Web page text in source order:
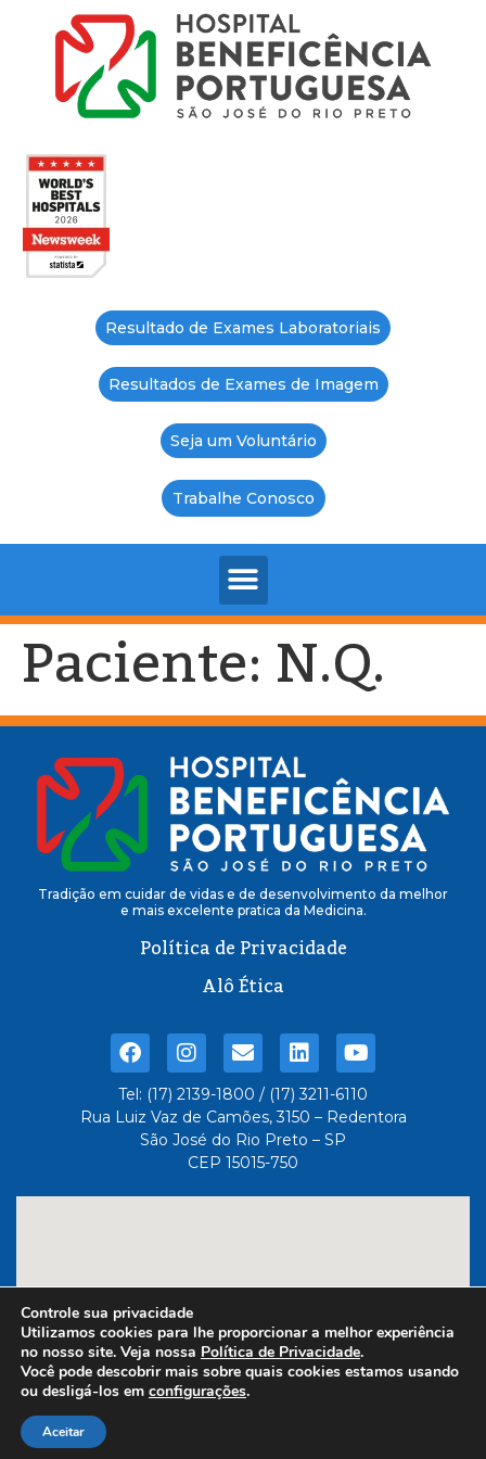
Resultado de Exames Laboratoriais
Resultados de Exames de Imagem
Seja um Voluntário
Trabalhe Conosco
Paciente: N.Q.
Tradição em cuidar de vidas e de desenvolvimento da melhor
e mais excelente pratica da Medicina.
Política de Privacidade
Alô Ética
Tel: (17) 2139-1800 / (17) 3211-6110
Rua Luiz Vaz de Camões, 3150 – Redentora
São José do Rio Preto – SP
CEP 15015-750
Feito com
Controle sua privacidade
Utilizamos cookies para lhe proporcionar a melhor experiência
no nosso site. Veja nossa Política de Privacidade.
Você pode descobrir mais sobre quais cookies estamos usando
ou desligá-los em configurações.
Aceitar